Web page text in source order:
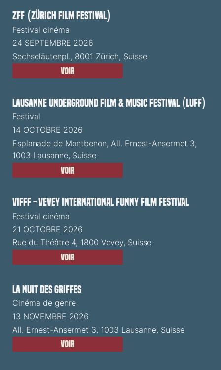
ZFF (Zürich Film Festival)
Festival cinéma
24 SEPTEMBRE 2026
Sechseläutenpl., 8001 Zürich, Suisse
Voir
Lausanne Underground Film & Music Festival (LUFF)
Festival
14 OCTOBRE 2026
Esplanade de Montbenon, All. Ernest-Ansermet 3,
1003 Lausanne, Suisse
Voir
VIFFF - Vevey International Funny Film Festival
Festival cinéma
21 OCTOBRE 2026
Rue du Théâtre 4, 1800 Vevey, Suisse
Voir
La Nuit des Griffes
Cinéma de genre
13 NOVEMBRE 2026
All. Ernest-Ansermet 3, 1003 Lausanne, Suisse
Voir